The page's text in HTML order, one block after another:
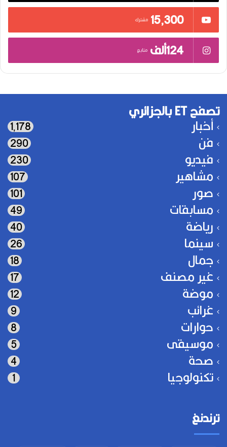
15٬300 مشترك
124ألف متابع
تصفح ET بالجزائري
أخبار 1٬178
فن 290
فيديو 230
مشاهير 107
صور 101
مسابقات 49
رياضة 40
سينما 26
جمال 18
غير مصنف 17
موضة 12
غرائب 9
حوارات 8
موسيقى 5
صحة 4
تكنولوجيا 1
ترندنغ